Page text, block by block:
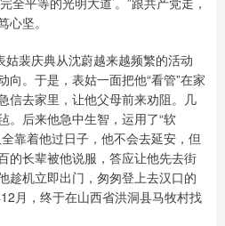
坚。
姑裴庆典从沈蔚越来越频繁的活动
向。于是，表姑一面把他“看管”在家
信去家里，让他父母前来劝阻。几
。后来他急中生智，运用了“软
靠着他过日子，他不会去延安，但
的长辈被他说服，答应让他先去街
趁机立即出门，匆匆登上去汉口的
月，终于在山西省洪洞县马牧村找